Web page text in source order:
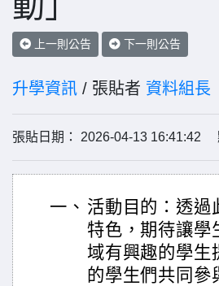
上一則公告 下一則公告
升學資訊 / 張貼者 資料組長
張貼日期： 2026-04-13 16:41:42
一、 活動目的：透過
特色，期待讓學
域有興趣的學生
的學生們共同參